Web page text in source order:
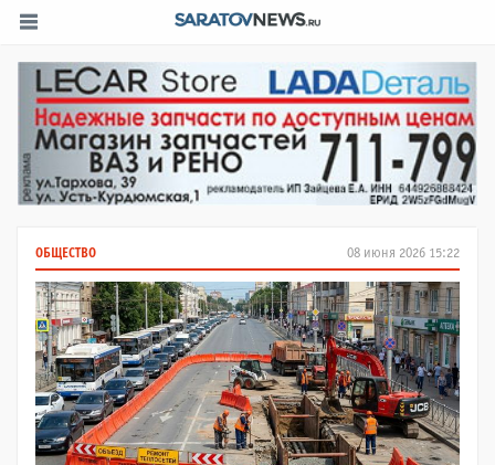
08 июня 2026 15:22
ОБЩЕСТВО